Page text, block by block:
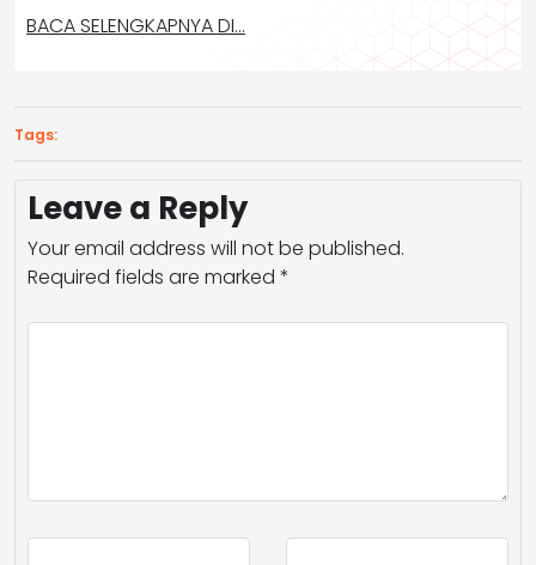
BACA SELENGKAPNYA DI…
Tags:
Leave a Reply
Your email address will not be published.
Required fields are marked *